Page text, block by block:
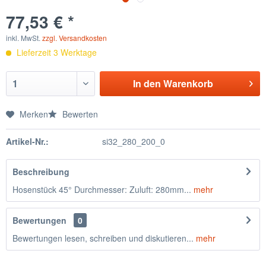
77,53 € *
inkl. MwSt. zzgl. Versandkosten
Lieferzeit 3 Werktage
In den Warenkorb
Merken Bewerten
Artikel-Nr.: si32_280_200_0
Beschreibung
Hosenstück 45° Durchmesser: Zuluft: 280mm... mehr
Bewertungen
0
Bewertungen lesen, schreiben und diskutieren... mehr